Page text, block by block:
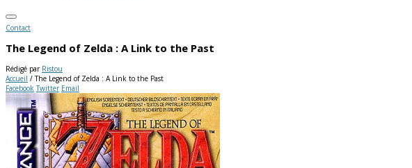
Contact
The Legend of Zelda : A Link to the Past
Rédigé par Ristou
Accueil / The Legend of Zelda : A Link to the Past
Facebook Twitter Email